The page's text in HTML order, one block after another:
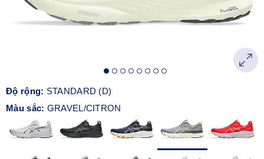
Độ rộng: STANDARD (D)
Màu sắc: GRAVEL/CITRON